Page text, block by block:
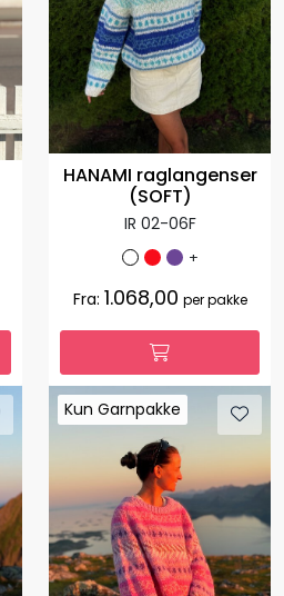
HANAMI raglangenser
(SOFT)
IR 02-06F
+
Fra: 1.068,00 per pakke
Kun Garnpakke
Kun Garnpakke